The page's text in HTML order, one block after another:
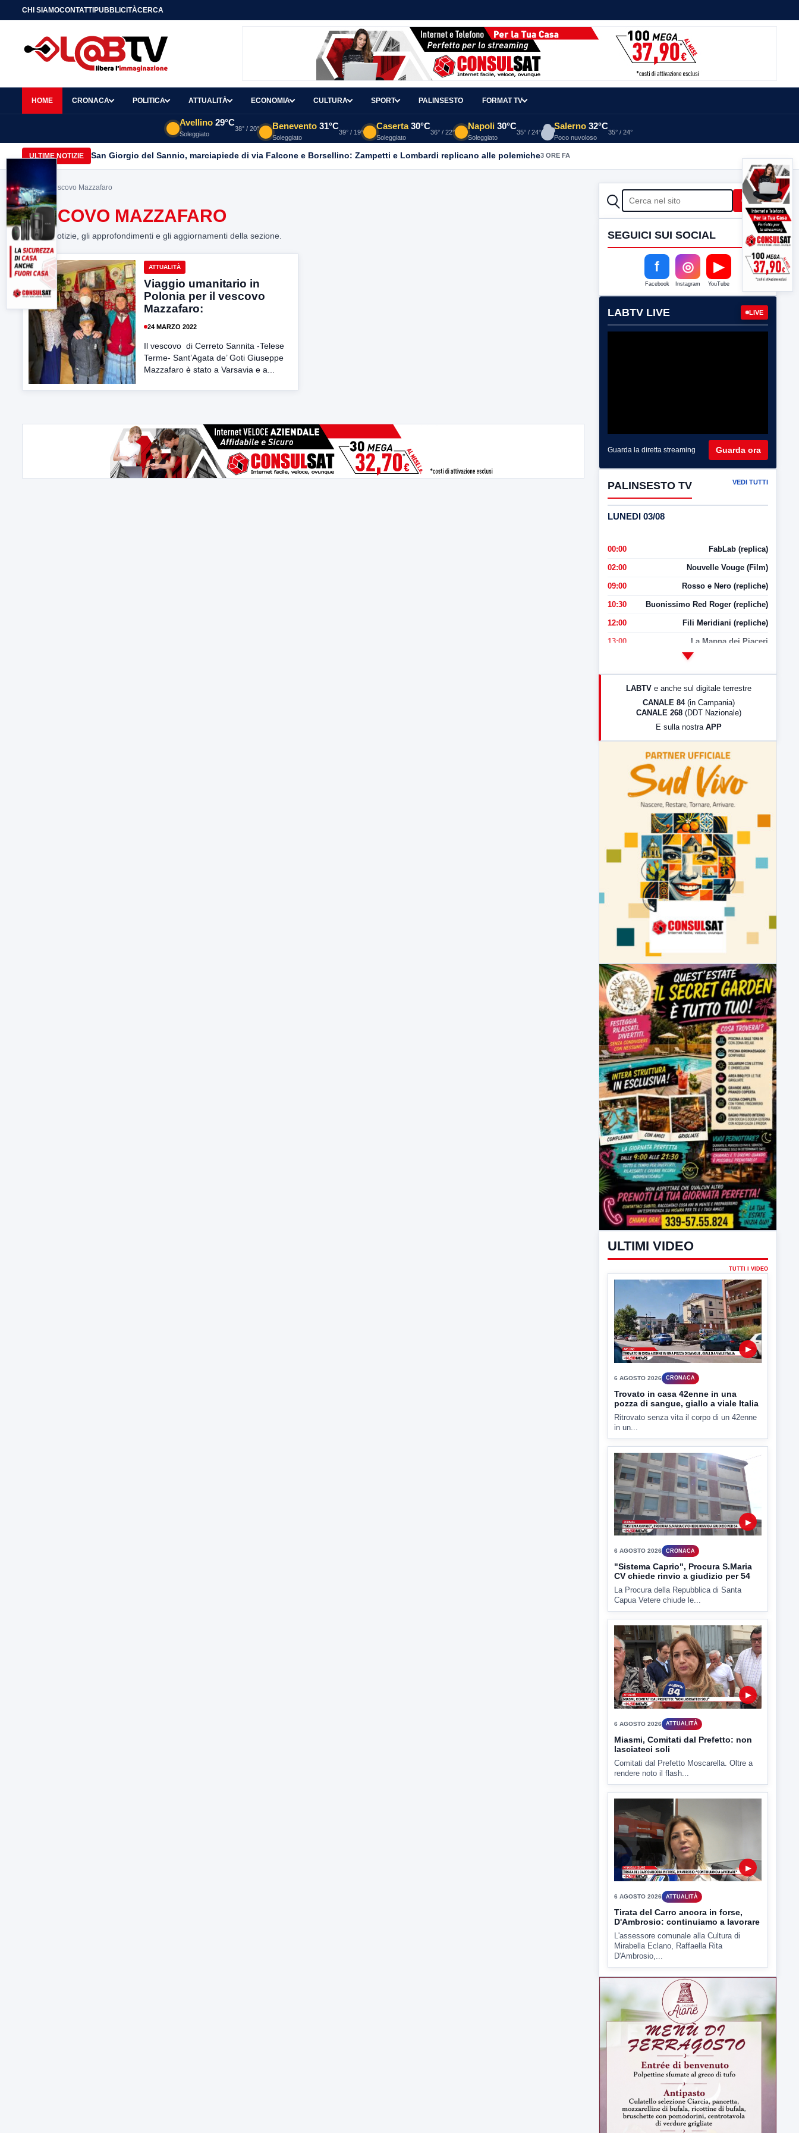
CHI SIAMOCONTATTIPUBBLICITÀCERCA
HOME CRONACA POLITICA ATTUALITÀ ECONOMIA CULTURA SPORT PALINSESTO FORMAT TV
Avellino 29°C
Soleggiato
38° / 20° Benevento 31°C
Soleggiato
39° / 19°
Caserta 30°C
Soleggiato
36° / 22°
Napoli 30°C
Soleggiato
35° / 24°
Salerno 32°C
Poco nuvoloso
35° / 24°
ULTIME NOTIZIE San Giorgio del Sannio, marciapiede di via Falcone e Borsellino: Zampetti e Lombardi replicano alle polemiche3 ORE FA
Home> Vescovo Mazzafaro
VESCOVO MAZZAFARO
Tutte le notizie, gli approfondimenti e gli aggiornamenti della sezione.
ATTUALITÀ
Viaggio umanitario in
Polonia per il vescovo
Mazzafaro:
24 MARZO 2022
Il vescovo di Cerreto Sannita -Telese
Terme- Sant’Agata de’ Goti Giuseppe
Mazzafaro è stato a Varsavia e a...
CERCA Cerca
SEGUICI SUI SOCIAL
f
Facebook
◎
Instagram
▶
YouTube
LABTV LIVE LIVE
Guarda la diretta streaming Guarda ora
PALINSESTO TV VEDI TUTTI
LUNEDI 03/08
00:00 FabLab (replica)
02:00 Nouvelle Vouge (Film)
09:00 Rosso e Nero (repliche)
10:30 Buonissimo Red Roger (repliche)
12:00 Fili Meridiani (repliche)
13:00 La Mappa dei Piaceri
LabNews (Diretta)
LabNews (replica)
LABTV e anche sul digitale terrestre
CANALE 84 (in Campania)
CANALE 268 (DDT Nazionale)
E sulla nostra APP
ULTIMI VIDEO
▶
Trovato in casa 42enne in una
pozza di sangue, giallo a viale Italia
Ritrovato senza vita il corpo di un 42enne
in un...
▶
"Sistema Caprio", Procura S.Maria
CV chiede rinvio a giudizio per 54
La Procura della Repubblica di Santa
Capua Vetere chiude le...
▶
Miasmi, Comitati dal Prefetto: non
lasciateci soli
Comitati dal Prefetto Moscarella. Oltre a
rendere noto il flash...
Tirata del Carro ancora in forse,
D'Ambrosio: continuiamo a lavorare
L'assessore comunale alla Cultura di
Mirabella Eclano, Raffaella Rita
D'Ambrosio,...